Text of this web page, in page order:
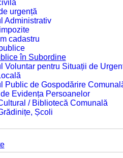
urgență
Administrativ
cadastru
în Subordine
Voluntar pentru Situații de
Public de Gospodărire
Evidența Persoanelor
/ Bibliotecă Comunală
Școli